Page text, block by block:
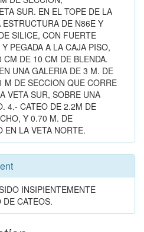
SUR. EN EL TOPE DE LA
ESTRUCTURA DE N86E Y
SILICE, CON FUERTE
PEGADA A LA CAJA PISO,
DE 10 CM DE BLENDA.
UNA GALERIA DE 3 M. DE
M DE SECCION QUE CORRE
VETA SUR, SOBRE UNA
4.- CATEO DE 2.2M DE
Y 0.70 M. DE
EN LA VETA NORTE.
INSIPIENTEMENTE
DE CATEOS.